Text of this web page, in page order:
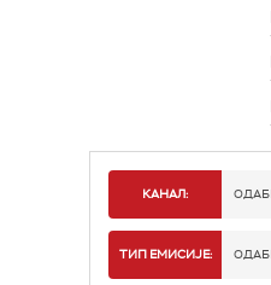
КАНАЛ:
ТИП ЕМИСИЈЕ: